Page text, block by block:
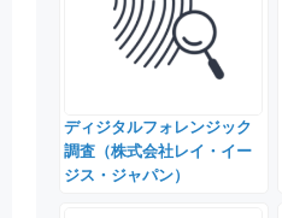
ディジタルフォレンジック
調査（株式会社レイ・イー
ジス・ジャパン）